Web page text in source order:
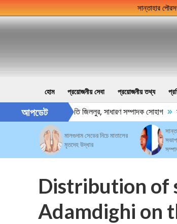
সান্তাহার
হোম প্রয়োজনীয় সেবা প্রয়োজনীয় তথ্য
আপডেট
শহর প্রেসক্লাবের সভাপতি জিললুর, সাধারণ সম্পাদক সোহাগ »
মালগুদাম সেডের নিচে মাতালের
মৃতদেহ উদ্ধার
Distribution of
Adamdighi on